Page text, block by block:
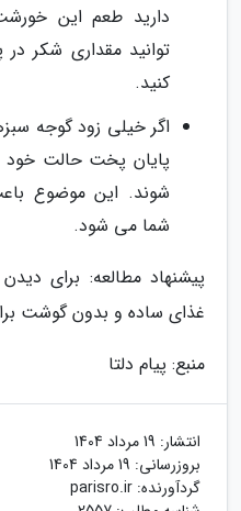
دارید طعم این
توانید مقداری شکر
کنید.
اگر خیلی زود گوجه
پایان پخت حالت
شوند. این موضوع
شما می شود.
پیشنهاد مطالعه: برای
غذای ساده و بدون گوشت
منبع: پیام دلتا
انتشار: 19 مرداد 1404
بروزرسانی: 19 مرداد 1404
گردآورنده: parisro.ir